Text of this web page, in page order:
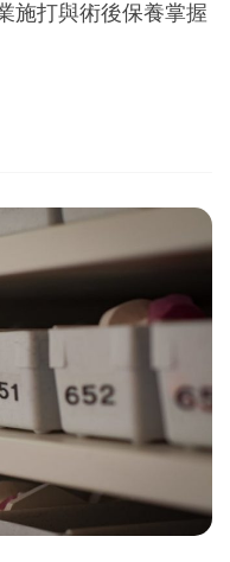
施打與術後保養掌握